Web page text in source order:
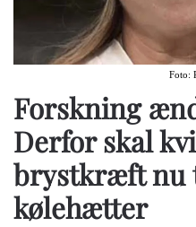
Foto:
Forskning
Derfor skal
brystkræft nu
kølehætter